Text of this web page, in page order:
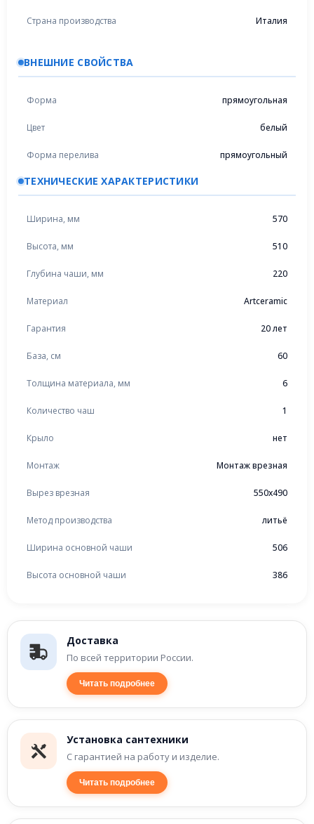
Доставка
По всей территории России.
Читать подробнее
Установка сантехники
С гарантией на работу и изделие.
Читать подробнее
Страна производства Италия
ВНЕШНИЕ СВОЙСТВА
Форма прямоугольная
Цвет белый
Форма перелива прямоугольный
ТЕХНИЧЕСКИЕ ХАРАКТЕРИСТИКИ
Ширина, мм 570
Высота, мм 510
Глубина чаши, мм 220
Материал Artceramic
Гарантия 20 лет
База, см 60
Толщина материала, мм 6
Количество чаш 1
Крыло нет
Монтаж Монтаж врезная
Вырез врезная 550x490
Метод производства литьё
Ширина основной чаши 506
Высота основной чаши 386